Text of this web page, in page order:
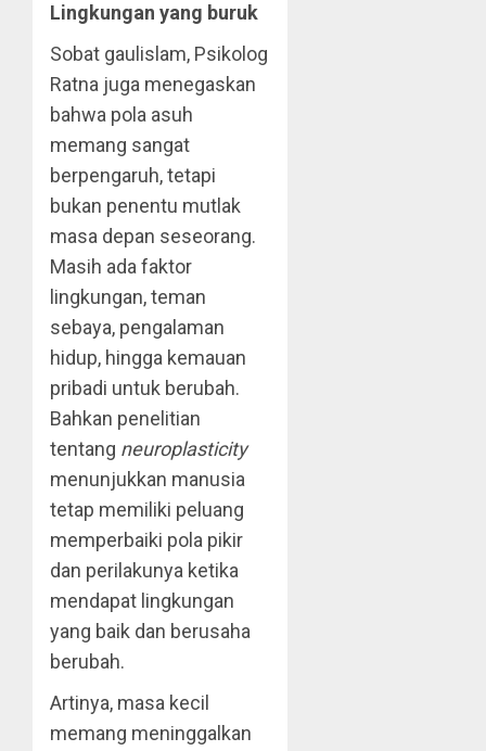
Lingkungan yang buruk
Sobat gaulislam, Psikolog
Ratna juga menegaskan
bahwa pola asuh
memang sangat
berpengaruh, tetapi
bukan penentu mutlak
masa depan seseorang.
Masih ada faktor
lingkungan, teman
sebaya, pengalaman
hidup, hingga kemauan
pribadi untuk berubah.
Bahkan penelitian
tentang neuroplasticity
menunjukkan manusia
tetap memiliki peluang
memperbaiki pola pikir
dan perilakunya ketika
mendapat lingkungan
yang baik dan berusaha
berubah.
Artinya, masa kecil
memang meninggalkan